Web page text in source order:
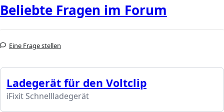
Beliebte Fragen im Forum
Eine Frage stellen
Ladegerät für den Voltclip
iFixit Schnellladegerät